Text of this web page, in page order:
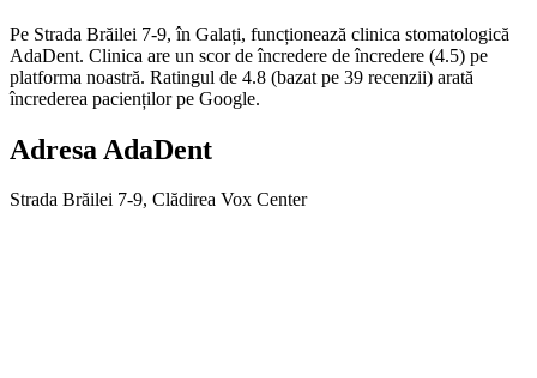
Pe Strada Brăilei 7-9, în Galați, funcționează clinica stomatologică
AdaDent. Clinica are un scor de încredere de încredere (4.5) pe
platforma noastră. Ratingul de 4.8 (bazat pe 39 recenzii) arată
încrederea pacienților pe Google.
Adresa AdaDent
Strada Brăilei 7-9, Clădirea Vox Center